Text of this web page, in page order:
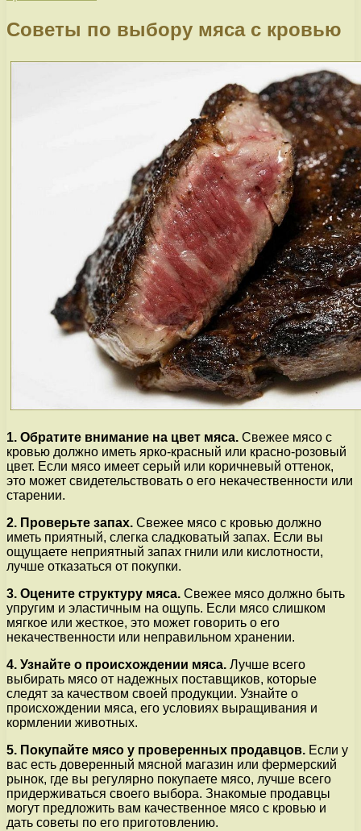
Советы по выбору мяса с кровью
1. Обратите внимание на цвет мяса. Свежее мясо с
кровью должно иметь ярко-красный или красно-розовый
цвет. Если мясо имеет серый или коричневый оттенок,
это может свидетельствовать о его некачественности или
старении.
2. Проверьте запах. Свежее мясо с кровью должно
иметь приятный, слегка сладковатый запах. Если вы
ощущаете неприятный запах гнили или кислотности,
лучше отказаться от покупки.
3. Оцените структуру мяса. Свежее мясо должно быть
упругим и эластичным на ощупь. Если мясо слишком
мягкое или жесткое, это может говорить о его
некачественности или неправильном хранении.
4. Узнайте о происхождении мяса. Лучше всего
выбирать мясо от надежных поставщиков, которые
следят за качеством своей продукции. Узнайте о
происхождении мяса, его условиях выращивания и
кормлении животных.
5. Покупайте мясо у проверенных продавцов. Если у
вас есть доверенный мясной магазин или фермерский
рынок, где вы регулярно покупаете мясо, лучше всего
придерживаться своего выбора. Знакомые продавцы
могут предложить вам качественное мясо с кровью и
дать советы по его приготовлению.